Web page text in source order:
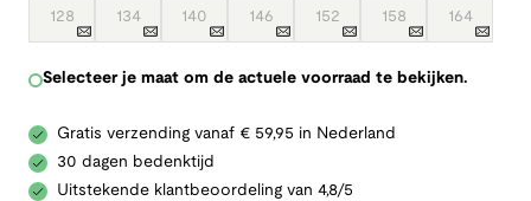
128 134 140 146 152 158 164
Selecteer je maat om de actuele voorraad te bekijken.
Gratis verzending vanaf € 59,95 in Nederland
30 dagen bedenktijd
Uitstekende klantbeoordeling van 4,8/5